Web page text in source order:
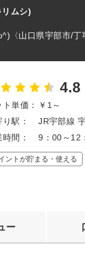
ムシ)
〈山口県宇部市/丁
4.8
ト単価：
￥1～
駅：
JR宇部線
間：
9：00～12
ントが貯まる・使える
ー